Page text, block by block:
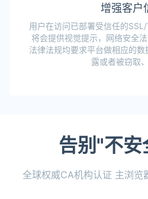
增强客户
用户在访问已部署受信任的
将会提供视觉提示，网络安全
法律法规均要求平台做相应的
露或者被窃取、
告别"不
全球权威CA机构认证 主浏览